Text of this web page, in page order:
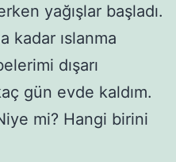
yağışlar başladı.
kadar ıslanma
dışarı
gün evde kaldım.
mi? Hangi birini